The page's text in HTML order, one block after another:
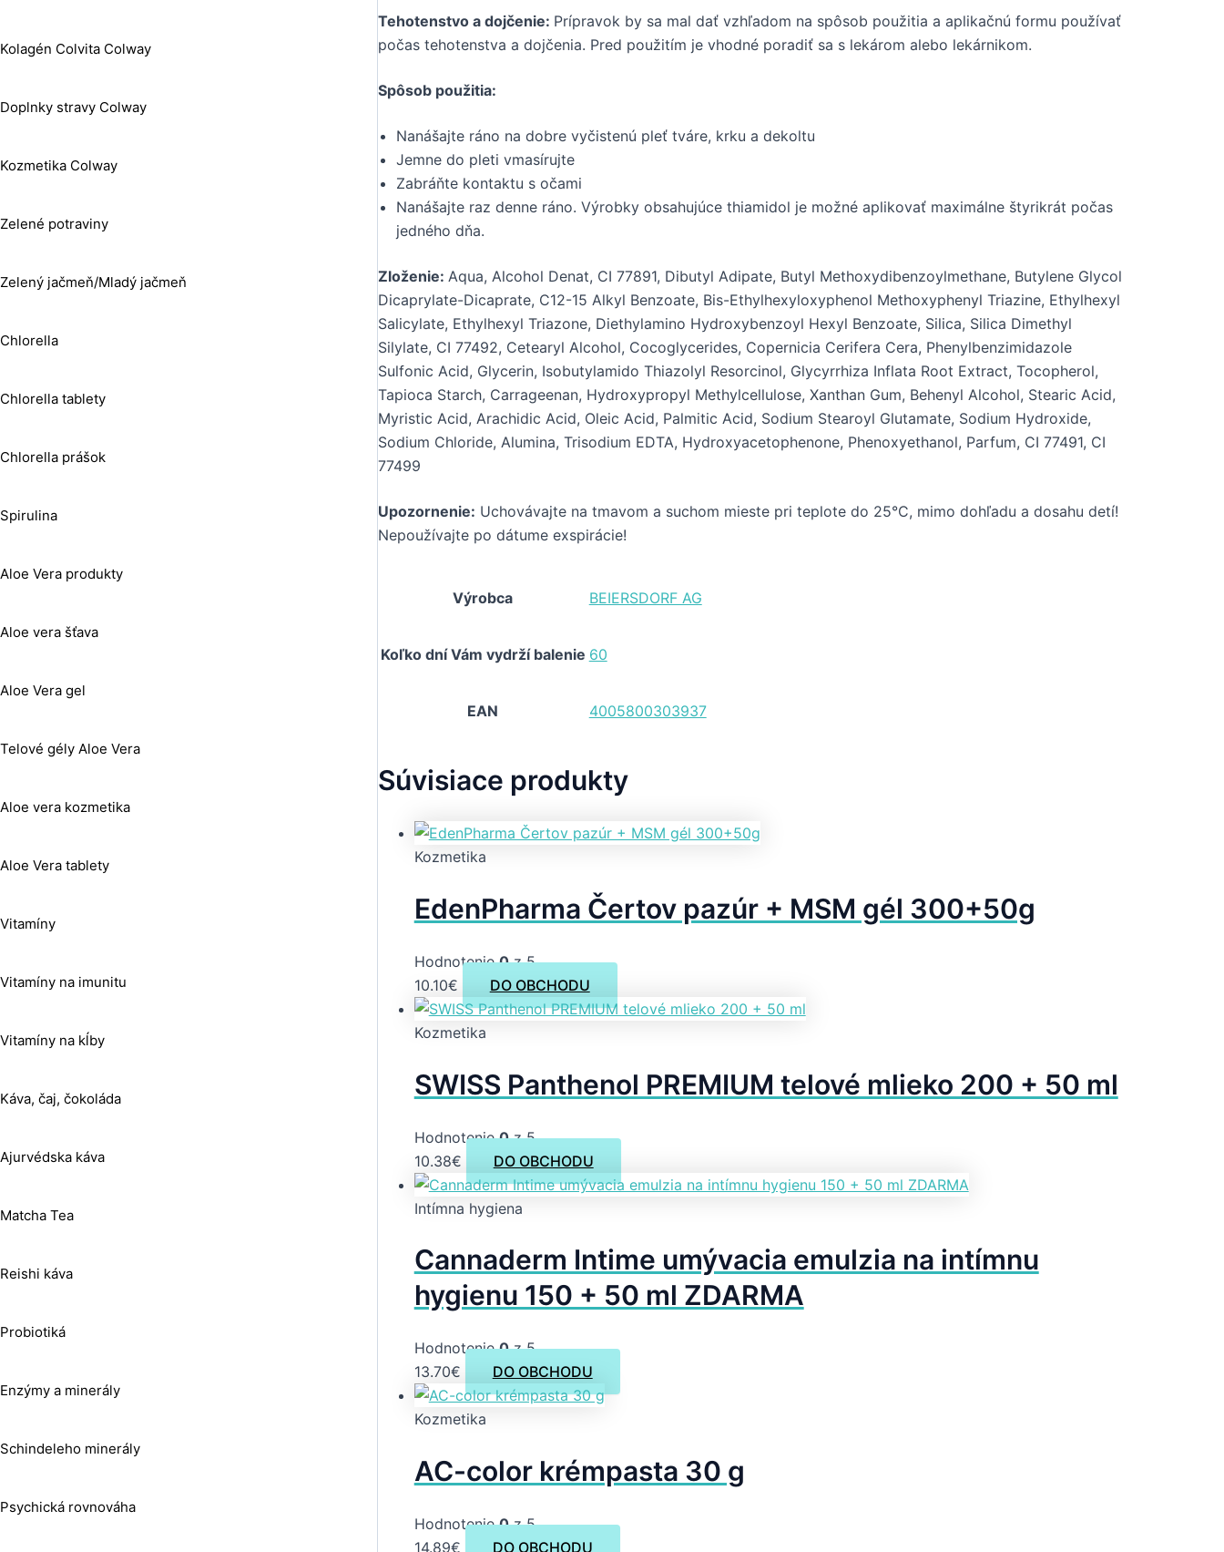
Kolagén Colvita Colway
Doplnky stravy Colway
Kozmetika Colway
Zelené potraviny
Zelený jačmeň/Mladý jačmeň
Chlorella
Chlorella tablety
Chlorella prášok
Spirulina
Aloe Vera produkty
Aloe vera šťava
Aloe Vera gel
Telové gély Aloe Vera
Aloe vera kozmetika
Aloe Vera tablety
Vitamíny
Vitamíny na imunitu
Vitamíny na kĺby
Káva, čaj, čokoláda
Ajurvédska káva
Matcha Tea
Reishi káva
Probiotiká
Enzýmy a minerály
Schindeleho minerály
Psychická rovnováha
Tehotenstvo a dojčenie: Prípravok by sa mal dať vzhľadom na spôsob použitia a aplikačnú formu používať
počas tehotenstva a dojčenia. Pred použitím je vhodné poradiť sa s lekárom alebo lekárnikom.
Spôsob použitia:
Nanášajte ráno na dobre vyčistenú pleť tváre, krku a dekoltu
Jemne do pleti vmasírujte
Zabráňte kontaktu s očami
Nanášajte raz denne ráno. Výrobky obsahujúce thiamidol je možné aplikovať maximálne štyrikrát počas
jedného dňa.
Zloženie: Aqua, Alcohol Denat, CI 77891, Dibutyl Adipate, Butyl Methoxydibenzoylmethane, Butylene Glycol
Dicaprylate-Dicaprate, C12-15 Alkyl Benzoate, Bis-Ethylhexyloxyphenol Methoxyphenyl Triazine, Ethylhexyl
Salicylate, Ethylhexyl Triazone, Diethylamino Hydroxybenzoyl Hexyl Benzoate, Silica, Silica Dimethyl
Silylate, CI 77492, Cetearyl Alcohol, Cocoglycerides, Copernicia Cerifera Cera, Phenylbenzimidazole
Sulfonic Acid, Glycerin, Isobutylamido Thiazolyl Resorcinol, Glycyrrhiza Inflata Root Extract, Tocopherol,
Tapioca Starch, Carrageenan, Hydroxypropyl Methylcellulose, Xanthan Gum, Behenyl Alcohol, Stearic Acid,
Myristic Acid, Arachidic Acid, Oleic Acid, Palmitic Acid, Sodium Stearoyl Glutamate, Sodium Hydroxide,
Sodium Chloride, Alumina, Trisodium EDTA, Hydroxyacetophenone, Phenoxyethanol, Parfum, CI 77491, CI
77499
Upozornenie: Uchovávajte na tmavom a suchom mieste pri teplote do 25°C, mimo dohľadu a dosahu detí!
Nepoužívajte po dátume exspirácie!
Výrobca BEIERSDORF AG
Koľko dní Vám vydrží balenie 60
EAN 4005800303937
Súvisiace produkty
Kozmetika
EdenPharma Čertov pazúr + MSM gél 300+50g
Hodnotenie0z 5
10.10€ DO OBCHODU
Kozmetika
SWISS Panthenol PREMIUM telové mlieko 200 + 50 ml
Hodnotenie0z 5
10.38€ DO OBCHODU
Intímna hygiena
Cannaderm Intime umývacia emulzia na intímnu
hygienu 150 + 50 ml ZDARMA
Hodnotenie0z 5
13.70€ DO OBCHODU
Kozmetika
AC-color krémpasta 30 g
Hodnotenie0z 5
14.89€ DO OBCHODU